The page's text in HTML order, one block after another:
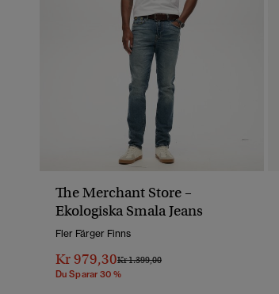
The Merchant Store –
Ekologiska Smala Jeans
Fler Färger Finns
Kr 979,30Pris Reducerat Från
Kr 1.399,00Till
Du Sparar 30 %